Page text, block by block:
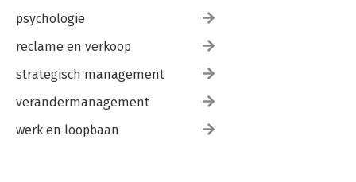
psychologie
reclame en verkoop
strategisch management
verandermanagement
werk en loopbaan